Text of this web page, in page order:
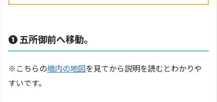
❶ 五所御前へ移動。
※こちらの境内の地図を見てから説明を読むとわかりや
すいです。